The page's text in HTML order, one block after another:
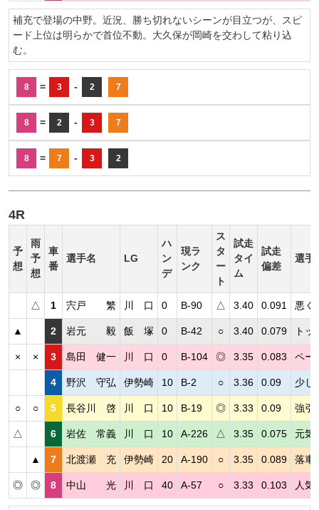
補充で登場の中野。近況、勝ち切れないシーンが目立つが、スピ
ード上位は明らかで首位不動。大久保が岡崎を交わして粘り込
む。
8 = 3 - 2 7
8 = 2 - 3 7
8 = 7 - 3 2
4R
予
想
雨
予
想
車
番
選手名 LG
ハ
ン
デ
現ラ
ンク
ス
タ
ー
ト
試走
タイ
ム
試走
偏差
選手
△ 1 宍戸 繁 川 口 0 B-90 △ 3.40 0.091 悪く
▲ 2 岩元 毅 飯 塚 0 B-42 ○ 3.40 0.079 ト
× × 3 島田 健一 川 口 0 B-104 ◎ 3.35 0.083 ペー
4 野沢 守弘 伊勢崎 10 B-2 ○ 3.36 0.09 少し
○ ○ 5 長谷川 啓 川 口 10 B-19 ◎ 3.33 0.09 強引
△ 6 岩佐 常義 川 口 10 A-226 △ 3.35 0.075 元気
▲ 7 北渡瀬 充 伊勢崎 20 A-190 ○ 3.35 0.089 落車
◎ ◎ 8 中山 光 川 口 40 A-57 ○ 3.33 0.103 人気